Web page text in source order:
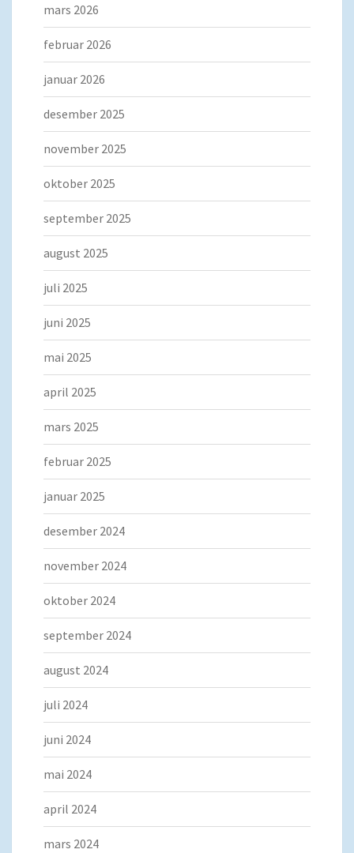
mars 2026
februar 2026
januar 2026
desember 2025
november 2025
oktober 2025
september 2025
august 2025
juli 2025
juni 2025
mai 2025
april 2025
mars 2025
februar 2025
januar 2025
desember 2024
november 2024
oktober 2024
september 2024
august 2024
juli 2024
juni 2024
mai 2024
april 2024
mars 2024